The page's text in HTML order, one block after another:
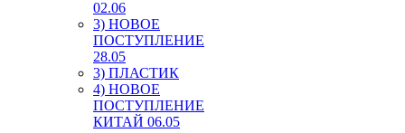
02.06
3) НОВОЕ
ПОСТУПЛЕНИЕ
28.05
3) ПЛАСТИК
4) НОВОЕ
ПОСТУПЛЕНИЕ
КИТАЙ 06.05